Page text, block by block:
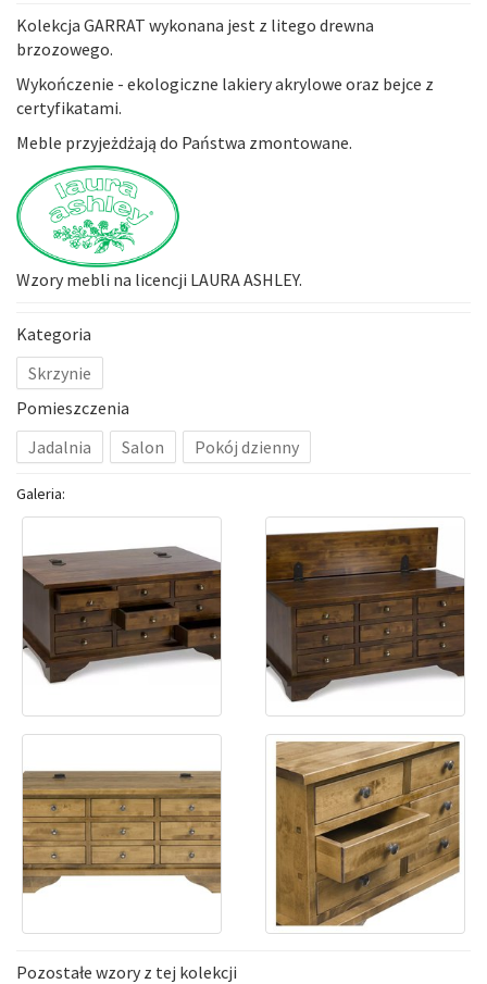
Kolekcja GARRAT wykonana jest z litego drewna
brzozowego.
Wykończenie - ekologiczne lakiery akrylowe oraz bejce z
certyfikatami.
Meble przyjeżdżają do Państwa zmontowane.
Wzory mebli na licencji LAURA ASHLEY.
Kategoria
Skrzynie
Pomieszczenia
Jadalnia
Salon Pokój dzienny
Galeria:
Pozostałe wzory z tej kolekcji